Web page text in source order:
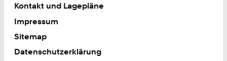
Kontakt und Lagepläne
Impressum
Sitemap
Datenschutzerklärung